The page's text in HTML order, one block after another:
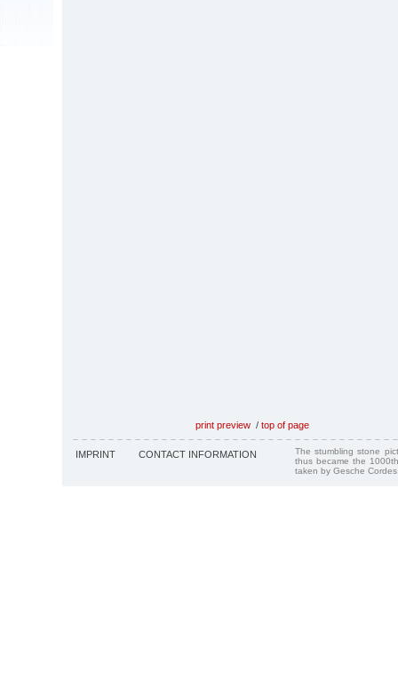
print preview / top of page
IMPRINT CONTACT INFORMATION
The stumbling stone
thus became the
taken by Gesche